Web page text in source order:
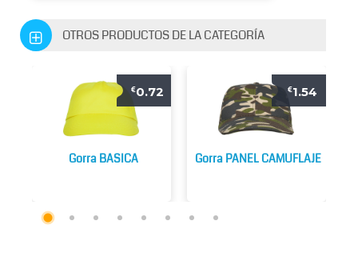
OTROS PRODUCTOS DE LA CATEGORÍA
€0.72
Gorra BASICA
€1.54
Gorra PANEL CAMUFLAJE